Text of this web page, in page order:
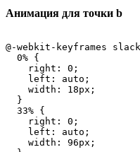
Анимация для точки b
@-webkit-keyframes
  0% {
    right: 0;
    left: auto;
    width: 18px;
  }
  33% {
    right: 0;
    left: auto;
    width: 96px;